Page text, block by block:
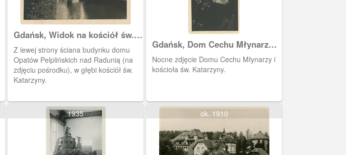
Gdańsk, Widok na kościół św.
Katarzyny
Z lewej strony ściana budynku domu
Opatów Pelplińskich nad Radunią (na
zdjęciu pośrodku), w głębi kościół św.
Katarzyny.
Gdańsk, Dom Cechu Młynarzy i
kościół św. Katarzyny
Nocne zdjęcie Domu Cechu Młynarzy i
kościoła św. Katarzyny.
1935 ok. 1910